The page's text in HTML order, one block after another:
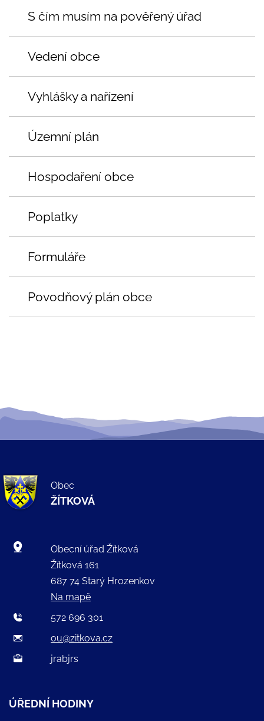
S čím musím na pověřený úřad
Vedení obce
Vyhlášky a nařízení
Územní plán
Hospodaření obce
Poplatky
Formuláře
Povodňový plán obce
Obec
ŽÍTKOVÁ
Obecní úřad Žítková
Žítková 161
687 74 Starý Hrozenkov
Na mapě
572 696 301
ou@zitkova.cz
jrabjrs
ÚŘEDNÍ HODINY